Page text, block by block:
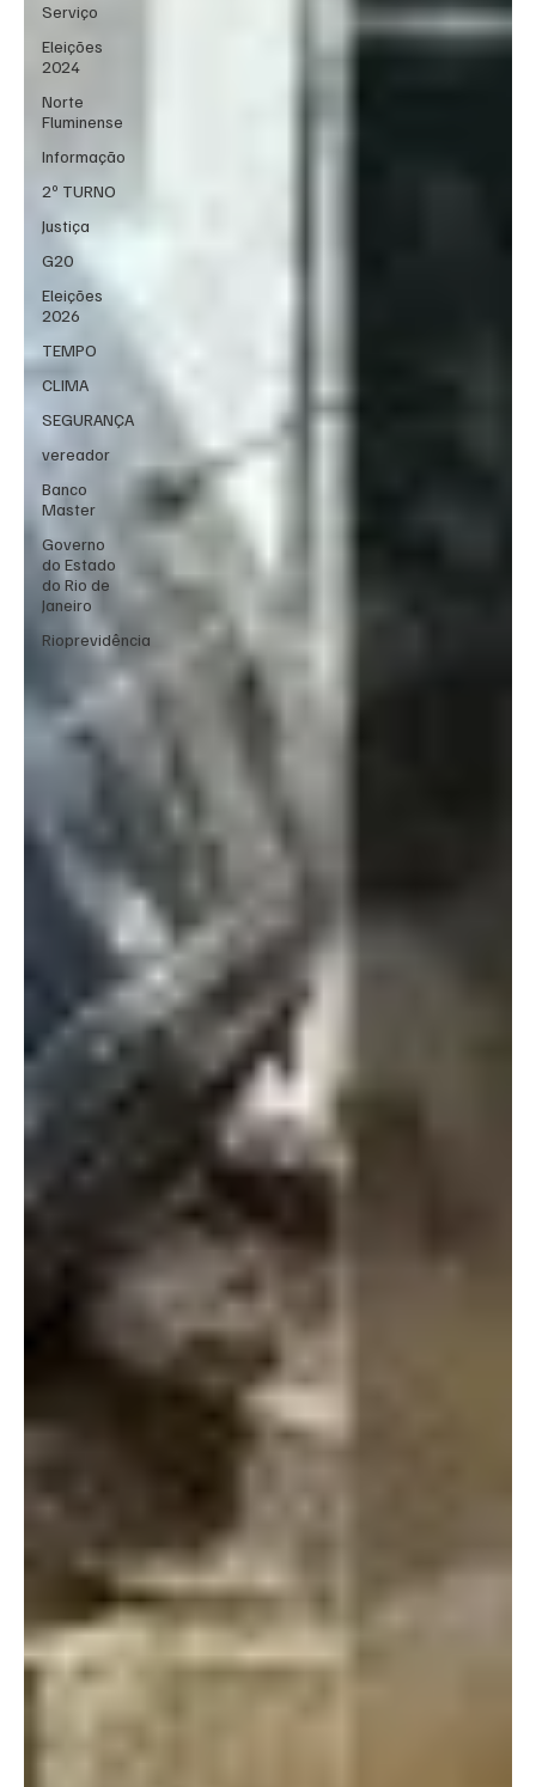
Serviço
Eleições
2024
Norte
Fluminense
Informação
2º TURNO
Justiça
G20
Eleições
2026
TEMPO
CLIMA
SEGURANÇA
vereador
Banco
Master
Governo
do Estado
do Rio de
Janeiro
Rioprevidência